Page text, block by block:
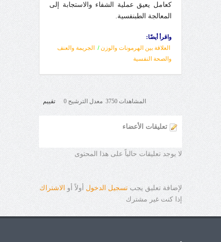
كعامل يعيق عملية الشفاء والاستجابة إلى
المعالجة الطبنفسية.
واقرأ أيضًا:
العلاقة بين الهرمونات والوزن /
الجريمة والعنف
والصحة النفسية
المشاهدات 3750 معدل الترشيح 0 تقييم
تعليقات الأعضاء
لا يوجد تعليقات حالياً على هذا المحتوى
لإضافة تعليق يجب تسجيل الدخول أولاً أو
الاشتراك
إذا كنت غير مشترك